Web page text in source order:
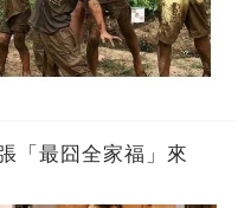
「最囧全家福」來